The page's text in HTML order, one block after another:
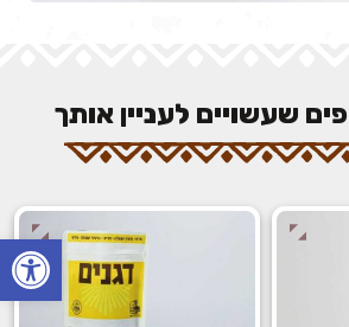
שעשויים לעניין אותך